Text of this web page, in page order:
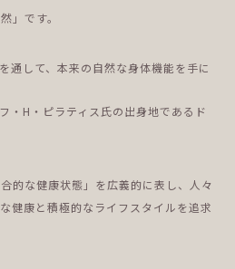
」です。
通して、本来の自然な身体機能を手に
・H・ピラティス氏の出身地であるド
的な健康状態」を広義的に表し、人々
健康と積極的なライフスタイルを追求